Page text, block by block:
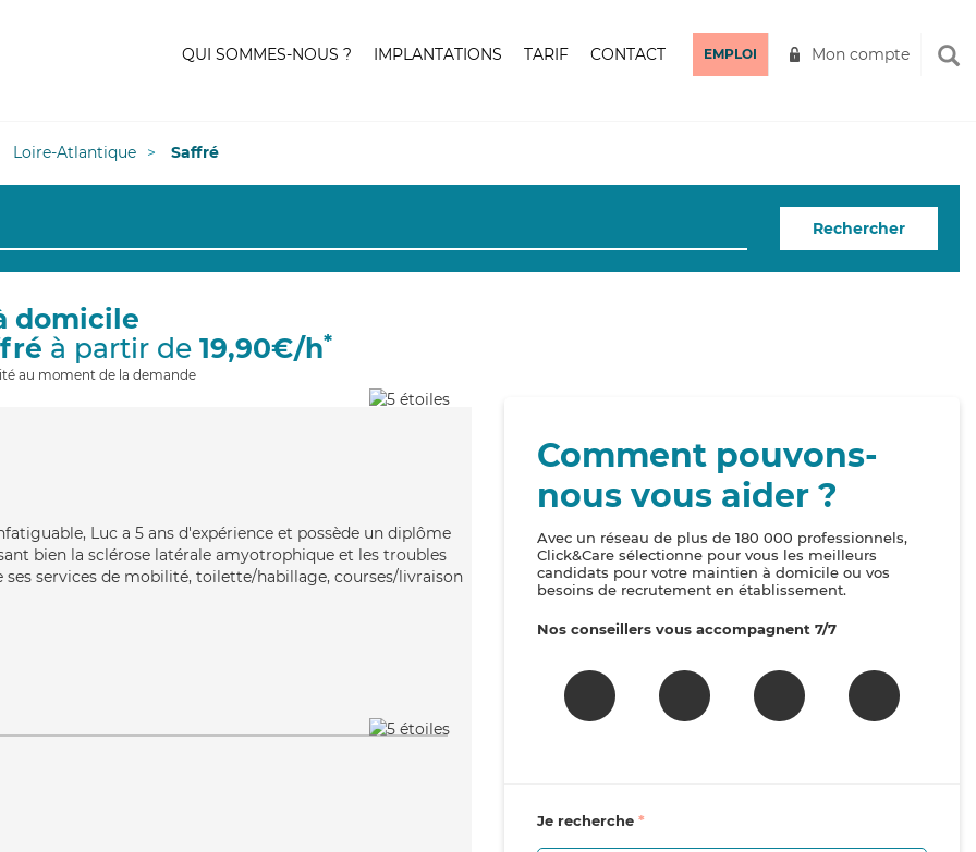
QUI SOMMES-NOUS ? IMPLANTATIONS TARIF CONTACT EMPLOI Mon compte
Loire-Atlantique Saffré
Rechercher
domicile
à partir de 19,90€/h*
au moment de la demande
Luc a 5 ans d'expérience et possède un diplôme
bien la sclérose latérale amyotrophique et les troubles
ses services de mobilité, toilette/habillage, courses/livraison
Comment pouvons-
nous vous aider ?
Avec un réseau de plus de 180 000 professionnels,
Click&Care sélectionne pour vous les meilleurs
candidats pour votre maintien à domicile ou vos
besoins de recrutement en établissement.
Nos conseillers vous accompagnent 7/7
Je recherche